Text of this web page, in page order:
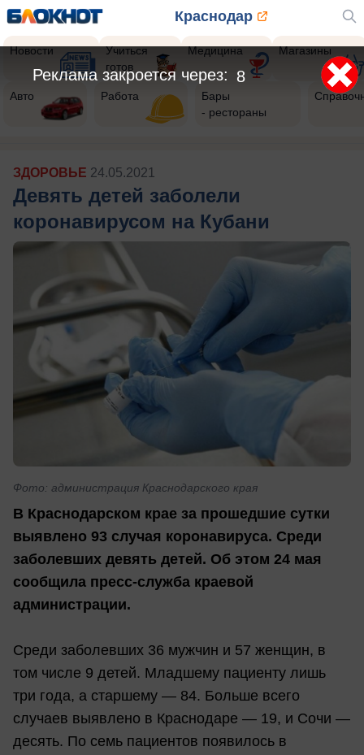
Краснодар
Новости
Учиться
готов
Медицина Магазины
Авто Работа
Бары
- рестораны
ЗДОРОВЬЕ 24.05.2021
Девять детей заболели
коронавирусом на Кубани
Фото: администрация Краснодарского края
В Краснодарском крае за прошедшие сутки
выявлено 93 случая коронавируса. Среди
заболевших девять детей. Об этом 24 мая
сообщила пресс-служба краевой
администрации.
Среди заболевших 36 мужчин и 57 женщин, в
том числе 9 детей. Младшему пациенту лишь
три года, а старшему — 84. Больше всего
случаев выявлено в Краснодаре — 19, и Сочи —
десять. По семь пациентов появилось в
5
Реклама закроется через: